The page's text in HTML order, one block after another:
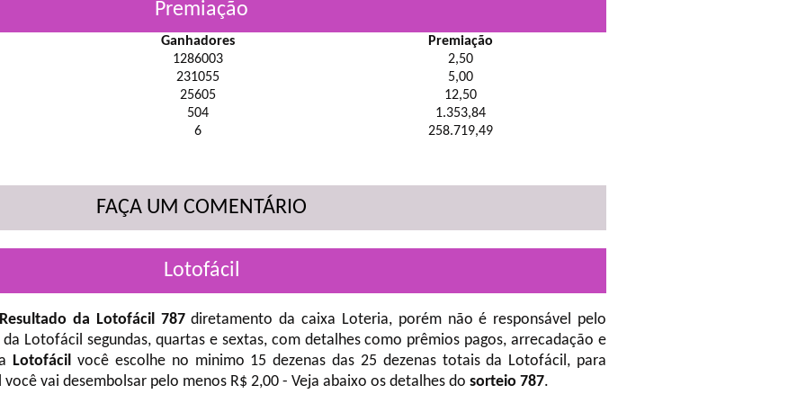
Premiação
Ganhadores
Premiação
1286003
2,50
231055
5,00
25605
12,50
504
1.353,84
6
258.719,49
FAÇA UM COMENTÁRIO
Lotofácil
Resultado da Lotofácil 787diretamento da caixa Loteria, porém não é responsável pelo
da Lotofácil segundas, quartas e sextas, com detalhes como prêmios pagos, arrecadação e
Lotofácil você escolhe no minimo 15 dezenas das 25 dezenas totais da Lotofácil, para
vai desembolsar pelo menos R$ 2,00 - Veja abaixo os detalhes do sorteio 787.